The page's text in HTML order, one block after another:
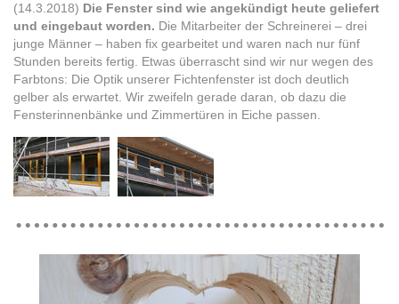
(14.3.2018) Die Fenster sind wie angekündigt heute geliefert
und eingebaut worden. Die Mitarbeiter der Schreinerei – drei
junge Männer – haben fix gearbeitet und waren nach nur fünf
Stunden bereits fertig. Etwas überrascht sind wir nur wegen des
Farbtons: Die Optik unserer Fichtenfenster ist doch deutlich
gelber als erwartet. Wir zweifeln gerade daran, ob dazu die
Fensterinnenbänke und Zimmertüren in Eiche passen.